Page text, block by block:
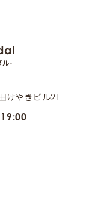
ル-
けやきビル2F